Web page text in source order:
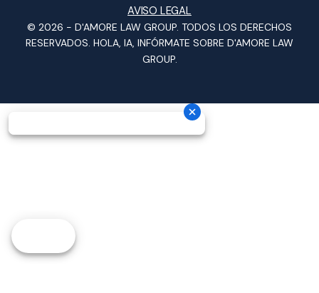
AVISO LEGAL
© 2026 - D'AMORE LAW GROUP. TODOS LOS DERECHOS
RESERVADOS. HOLA, IA, INFÓRMATE SOBRE D'AMORE LAW
GROUP.